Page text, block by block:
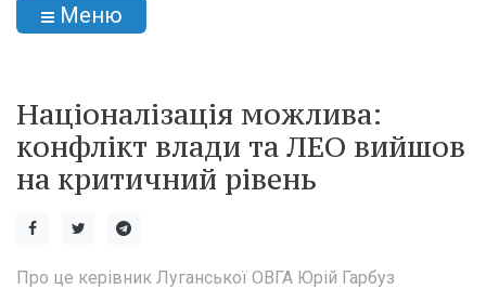
Меню
Націоналізація можлива:
конфлікт влади та ЛЕО вийшов
на критичний рівень
Про це керівник Луганської ОВГА Юрій Гарбуз